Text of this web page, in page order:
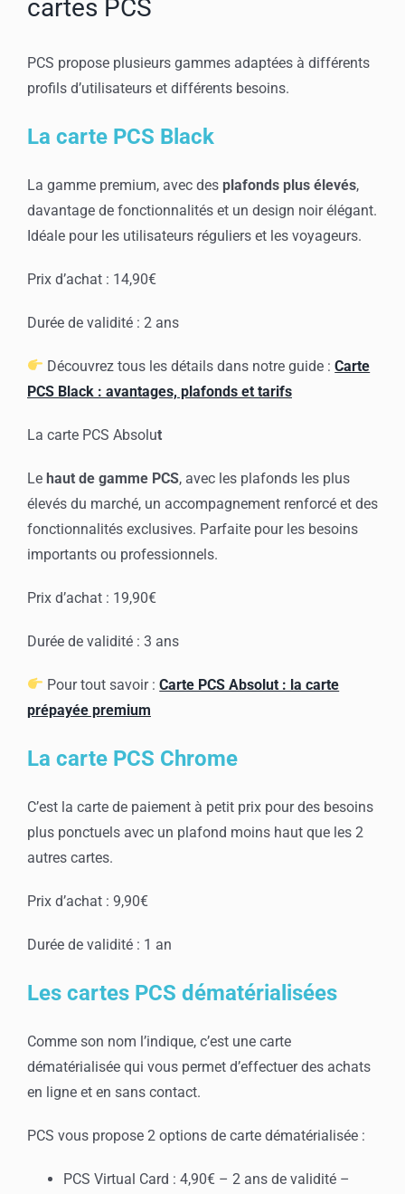
cartes PCS
PCS propose plusieurs gammes adaptées à différents
profils d’utilisateurs et différents besoins.
La carte PCS Black
La gamme premium, avec des plafonds plus élevés,
davantage de fonctionnalités et un design noir élégant.
Idéale pour les utilisateurs réguliers et les voyageurs.
Prix d’achat : 14,90€
Durée de validité : 2 ans
Découvrez tous les détails dans notre guide :Carte
PCS Black : avantages, plafonds et tarifs
La carte PCS Absolut
Le haut de gamme PCS, avec les plafonds les plus
élevés du marché, un accompagnement renforcé et des
fonctionnalités exclusives. Parfaite pour les besoins
importants ou professionnels.
Prix d’achat : 19,90€
Durée de validité : 3 ans
Pour tout savoir :Carte PCS Absolut : la carte
prépayée premium
La carte PCS Chrome
C’est la carte de paiement à petit prix pour des besoins
plus ponctuels avec un plafond moins haut que les 2
autres cartes.
Prix d’achat : 9,90€
Durée de validité : 1 an
Les cartes PCS dématérialisées
Comme son nom l’indique, c’est une carte
dématérialisée qui vous permet d’effectuer des achats
en ligne et en sans contact.
PCS vous propose 2 options de carte dématérialisée :
PCS Virtual Card : 4,90€ – 2 ans de validité –